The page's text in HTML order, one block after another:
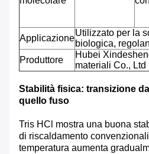
Applicazione
Utilizzato per la
biologica,
Produttore
Hubei
materiali Co., Ltd
Stabilità fisica: transizione
quello fuso
Tris HCl mostra una buona
di riscaldamento
temperatura aumenta